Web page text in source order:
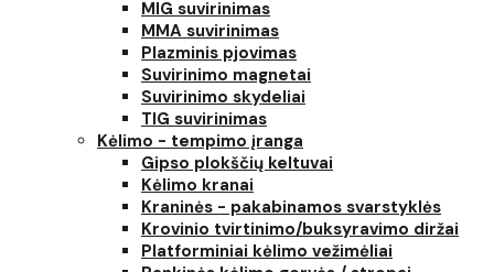
MIG suvirinimas
MMA suvirinimas
Plazminis pjovimas
Suvirinimo magnetai
Suvirinimo skydeliai
TIG suvirinimas
Kėlimo - tempimo įranga
Gipso plokščių keltuvai
Kėlimo kranai
Kraninės - pakabinamos svarstyklės
Krovinio tvirtinimo/buksyravimo diržai
Platforminiai kėlimo vežimėliai